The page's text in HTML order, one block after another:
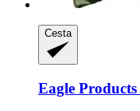
Cesta
Eagle Products